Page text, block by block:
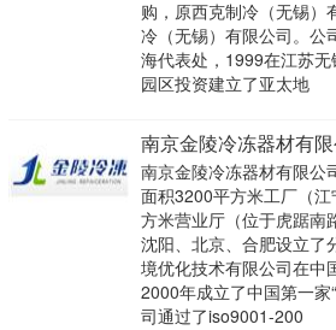
购，原西克制冷（无锡）
冷（无锡）有限公司。公
海代表处，1999在江苏
园区投资建立了亚太地
南京金陵冷冻器材有
南京金陵冷冻器材有限公
面积3200平方米工厂（
方米营业厅（位于虎踞南
沈阳、北京、合肥设立了
境优化技术有限公司在中
2000年成立了中国第一家
司通过了iso9001-200